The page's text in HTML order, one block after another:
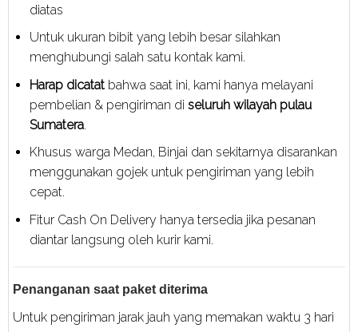
diatas
Untuk ukuran bibit yang lebih besar silahkan
menghubungi salah satu kontak kami.
Harap dicatatbahwa saat ini, kami hanya melayani
pembelian & pengiriman di seluruh wilayah pulau
Sumatera.
Khusus warga Medan, Binjai dan sekitarnya disarankan
menggunakan gojek untuk pengiriman yang lebih
cepat.
Fitur Cash On Delivery hanya tersedia jika pesanan
diantar langsung oleh kurir kami.
Penanganan saat paket diterima
Untuk pengiriman jarak jauh yang memakan waktu 3 hari